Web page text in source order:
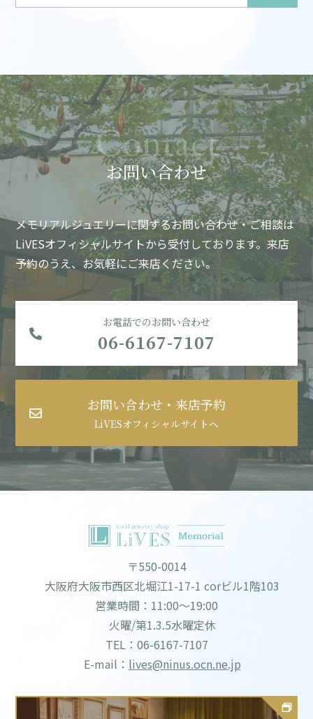
お問い合わせ
メモリアルジュエリーに関するお問い合わせ・ご相談は
LiVESオフィシャルサイトから受付しております。来店
予約のうえ、お気軽にご来店ください。
お電話でのお問い合わせ
06-6167-7107
お問い合わせ・来店予約
LiVESオフィシャルサイトへ
〒550-0014
大阪府大阪市西区北堀江1-17-1 corビル1階103
営業時間：11:00～19:00
火曜/第1.3.5水曜定休
TEL：06-6167-7107
E-mail： lives@ninus.ocn.ne.jp